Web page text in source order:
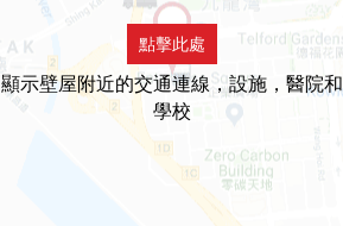
點擊此處
顯示壁屋附近的交通連線，設施，醫院和
學校